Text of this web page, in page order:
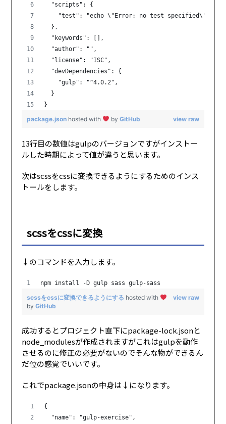
  "scripts": {
"test": "echo \"Error: no test specified\" &&
  },
  "keywords": [],
  "author": "",
  "license": "ISC",
  "devDependencies": {
    "gulp": "^4.0.2",
  }
}
view raw
package.json hosted with byGitHub
13行目の数値はgulpのバージョンですがインストー
ルした時期によって値が違うと思います。
次はscssをcssに変換できるようにするためのインス
トールをします。
scssをcssに変換
↓のコマンドを入力します。
npm install -D gulp sass gulp-sass
view raw
scssをcssに変換できるようにする hosted with
byGitHub
成功するとプロジェクト直下にpackage-lock.jsonと
node_modulesが作成されますがこれはgulpを動作
させるのに修正の必要がないのでそんな物ができるん
だ位の感覚でいいです。
これでpackage.jsonの中身は↓になります。
{
  "name": "gulp-exercise",